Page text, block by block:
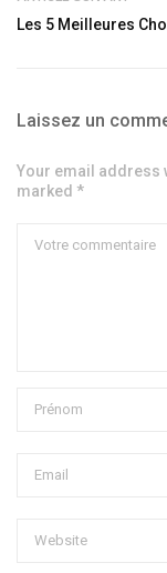
Les 5 Meilleures
Laissez un
Your email address
marked *